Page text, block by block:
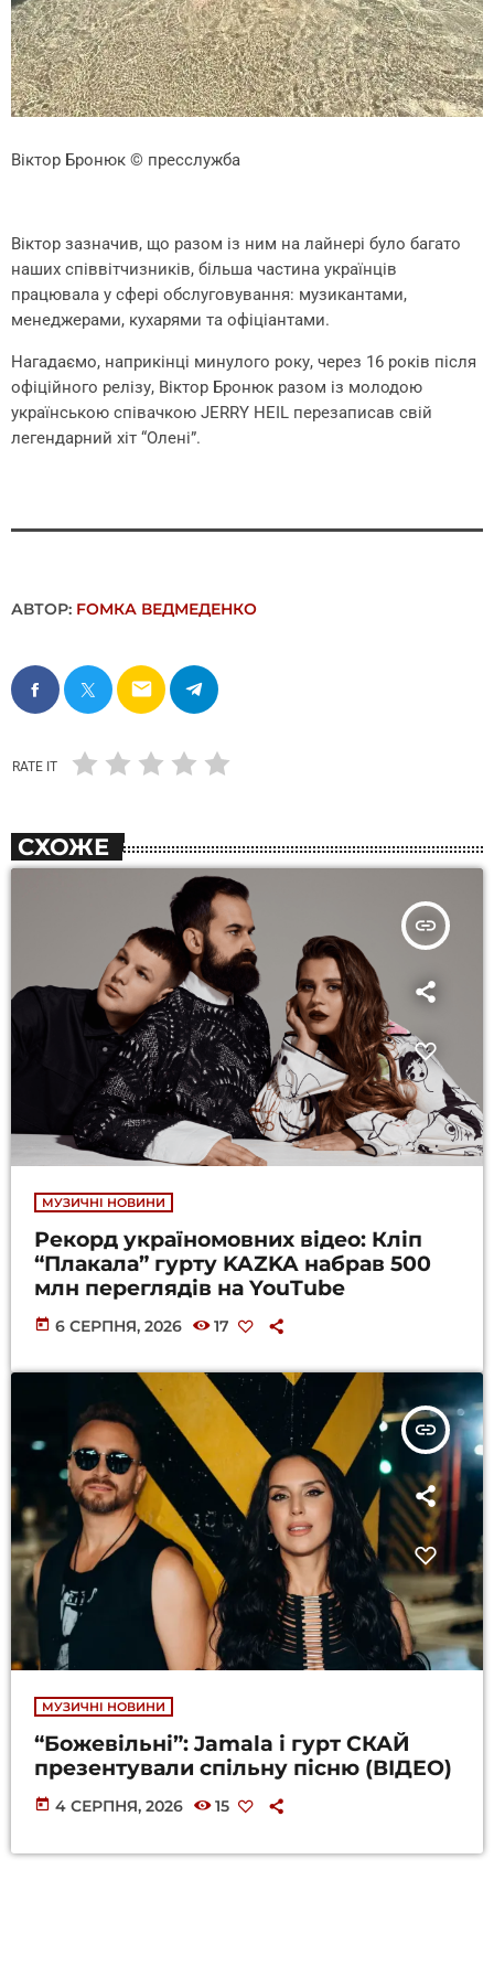
Віктор Бронюк © пресслужба
Віктор зазначив, що разом із ним на лайнері було багато
наших співвітчизників, більша частина українців
працювала у сфері обслуговування: музикантами,
менеджерами, кухарями та офіціантами.
Нагадаємо, наприкінці минулого року, через 16 років після
офіційного релізу, Віктор Бронюк разом із молодою
українською співачкою JERRY HEIL перезаписав свій
легендарний хіт “Олені”.
АВТОР: FОMКА ВЕДМЕДЕНКО
email
RATE IT
СХОЖЕ
insert_link
МУЗИЧНІ НОВИНИ
Рекорд україномовних відео: Кліп
“Плакала” гурту KAZKA набрав 500
млн переглядів на YouTube
today 6 СЕРПНЯ, 2026 17
insert_link
МУЗИЧНІ НОВИНИ
“Божевільні”: Jamala і гурт СКАЙ
презентували спільну пісню (ВІДЕО)
today 4 СЕРПНЯ, 2026 15